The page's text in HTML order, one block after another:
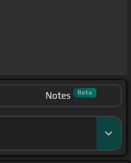
Notes Beta